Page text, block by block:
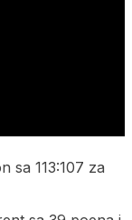
sa 113:107 za